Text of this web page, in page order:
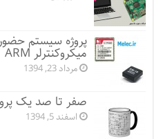
میکروکنترلر ARM
مرداد 23, 1394
صفر تا صد یک
اسفند 5, 1394